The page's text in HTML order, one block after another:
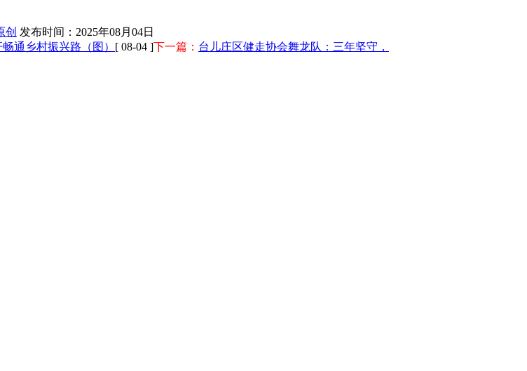
创 发布时间：2025年08月04日
通乡村振兴路（图） [ 08-04 ]下一篇： 台儿庄区健走协会舞龙队：三年坚守，